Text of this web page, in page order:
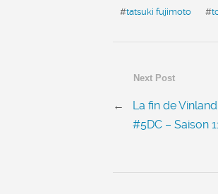
#tatsuki fujimoto #
Next Post
←
La fin de
#5DC – Saison